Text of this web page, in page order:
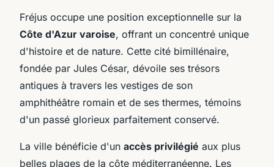
Fréjus occupe une position exceptionnelle sur la
Côte d'Azur varoise, offrant un concentré unique
d'histoire et de nature. Cette cité bimillénaire,
fondée par Jules César, dévoile ses trésors
antiques à travers les vestiges de son
amphithéâtre romain et de ses thermes, témoins
d'un passé glorieux parfaitement conservé.
La ville bénéficie d'un accès privilégié aux plus
belles plages de la côte méditerranéenne. Les